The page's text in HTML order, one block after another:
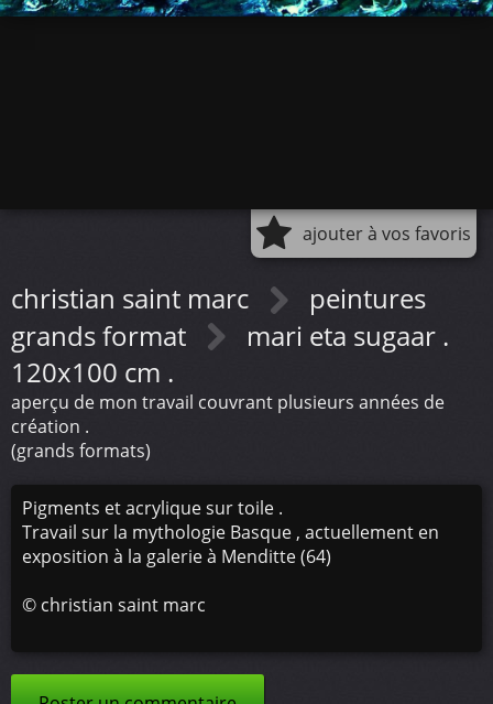
ajouter à vos favoris
christian saint marc
peintures
grands format
mari eta sugaar .
120x100 cm .
aperçu de mon travail couvrant plusieurs années de
création .
(grands formats)
Pigments et acrylique sur toile .
Travail sur la mythologie Basque , actuellement en
exposition à la galerie à Menditte (64)
© christian saint marc